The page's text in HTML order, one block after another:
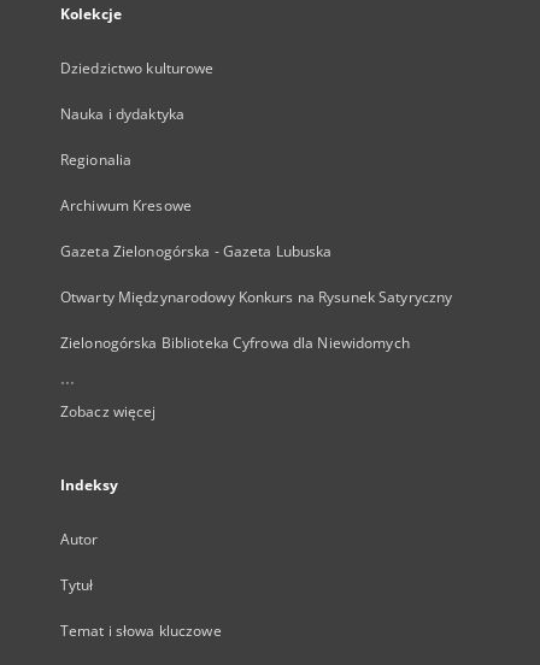
Kolekcje
Dziedzictwo kulturowe
Nauka i dydaktyka
Regionalia
Archiwum Kresowe
Gazeta Zielonogórska - Gazeta Lubuska
Otwarty Międzynarodowy Konkurs na Rysunek Satyryczny
Zielonogórska Biblioteka Cyfrowa dla Niewidomych
...
Zobacz więcej
Indeksy
Autor
Tytuł
Temat i słowa kluczowe